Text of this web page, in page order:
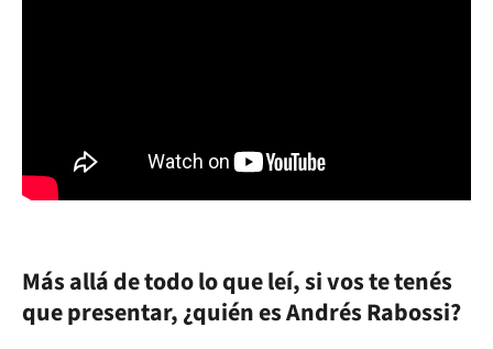
Más allá de todo lo que leí, si vos te tenés
que presentar, ¿quién es Andrés Rabossi?